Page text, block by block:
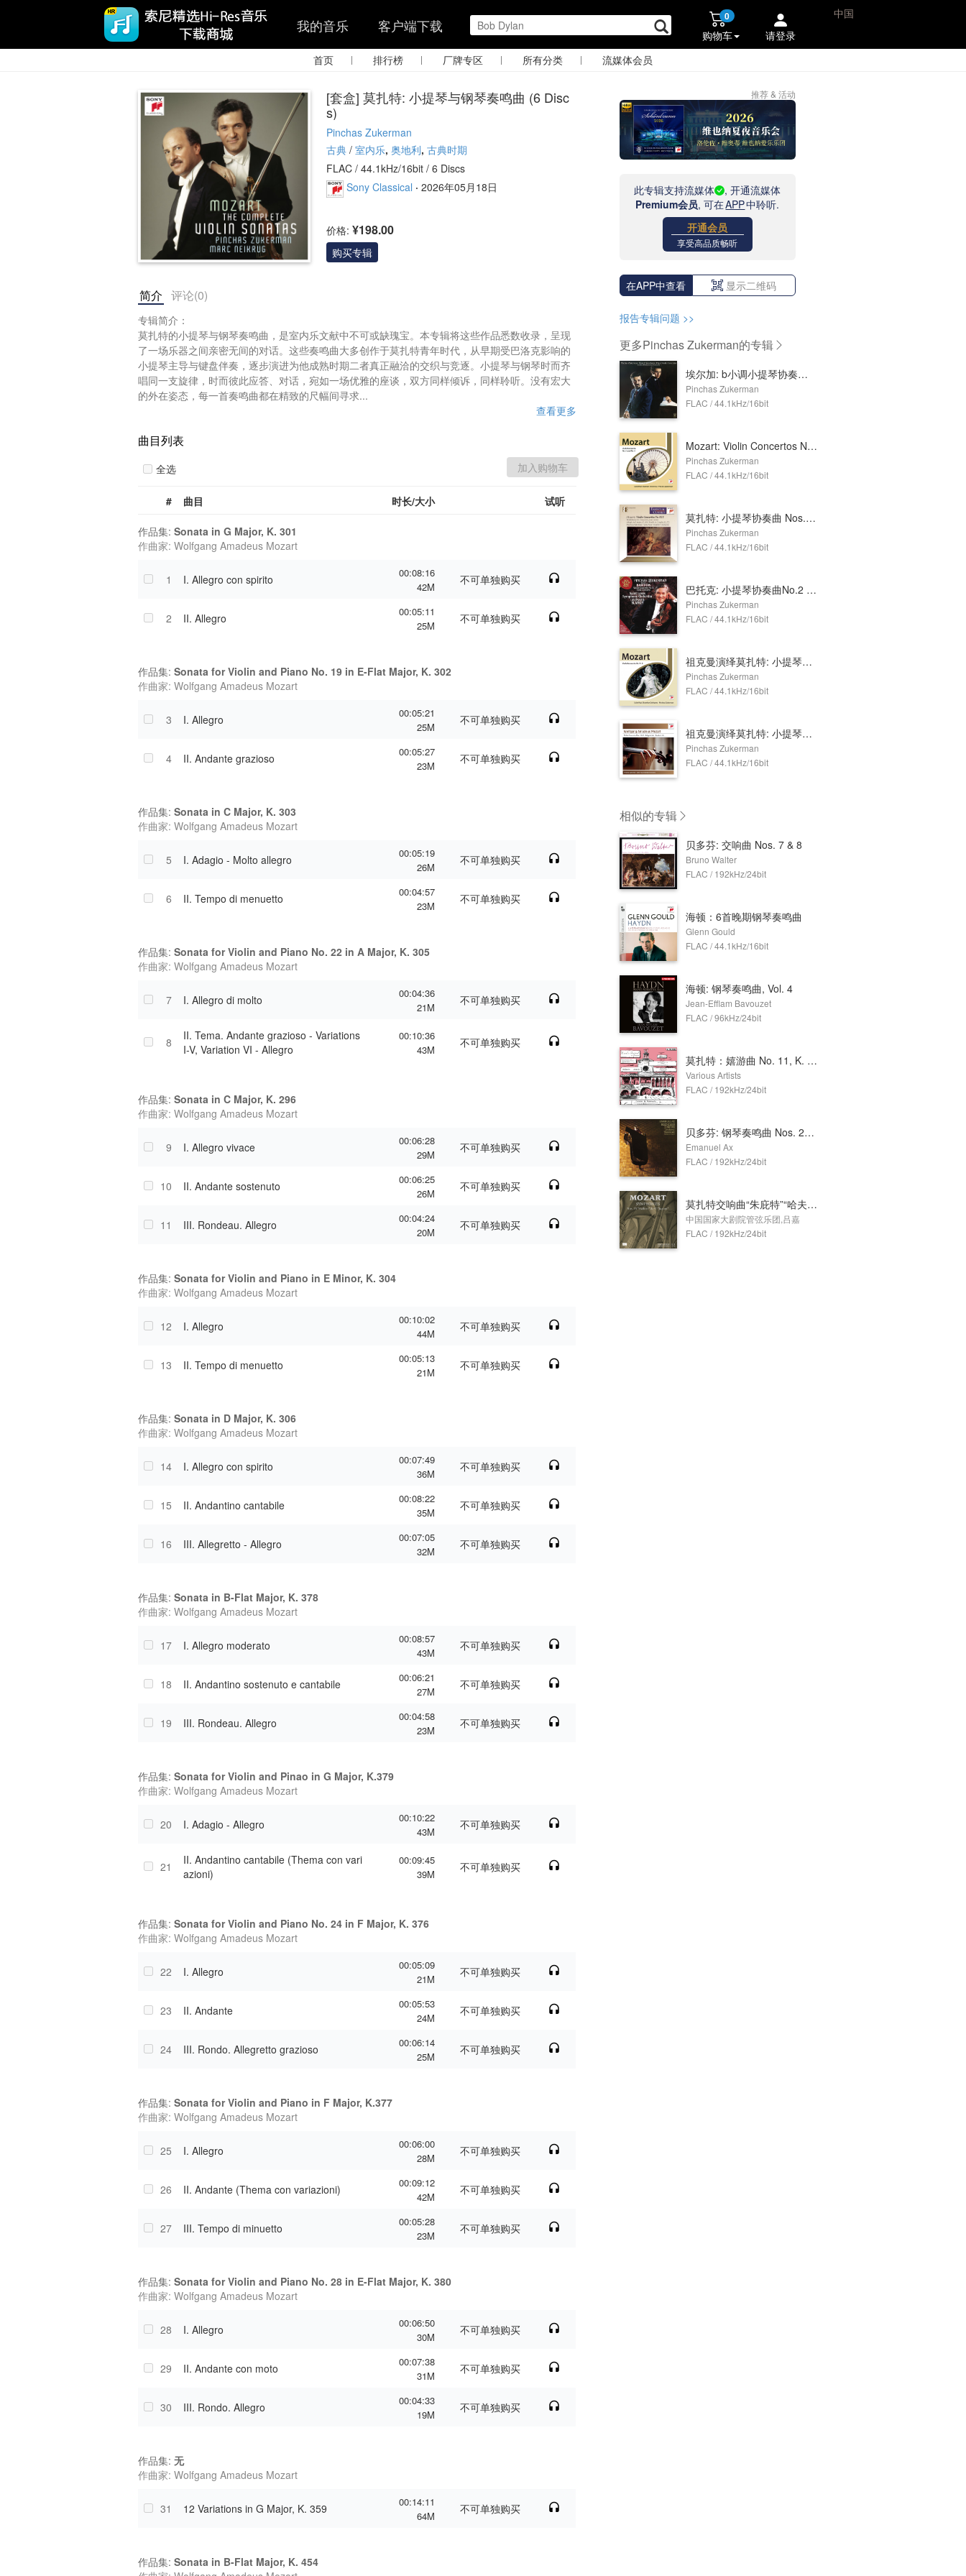
我的音乐 客户端下载 0
购物车 请登录
中国
首页 | 排行榜 | 厂牌专区 | 所有分类 | 流媒体会员
[套盒] 莫扎特: 小提琴与钢琴奏鸣曲 (6 Disc
s)
Pinchas Zukerman
古典 / 室内乐, 奥地利, 古典时期
FLAC / 44.1kHz/16bit / 6 Discs
Sony Classical · 2026年05月18日
价格: ¥198.00
购买专辑
简介 评论(0)
专辑简介：
莫扎特的小提琴与钢琴奏鸣曲，是室内乐文献中不可或缺瑰宝。本专辑将这些作品悉数收录，呈现
了一场乐器之间亲密无间的对话。这些奏鸣曲大多创作于莫扎特青年时代，从早期受巴洛克影响的
小提琴主导与键盘伴奏，逐步演进为他成熟时期二者真正融洽的交织与竞逐。小提琴与钢琴时而齐
唱同一支旋律，时而彼此应答、对话，宛如一场优雅的座谈，双方同样倾诉，同样聆听。没有宏大
的外在姿态，每一首奏鸣曲都在精致的尺幅间寻求...
查看更多
曲目列表
全选
# 曲目 时长/大小 试听
作品集: Sonata in G Major, K. 301
作曲家: Wolfgang Amadeus Mozart
1 I. Allegro con spirito
00:08:16
42M
不可单独购买
2 II. Allegro
00:05:11
25M
不可单独购买
作品集: Sonata for Violin and Piano No. 19 in E-Flat Major, K. 302
作曲家: Wolfgang Amadeus Mozart
3 I. Allegro
00:05:21
25M
不可单独购买
4 II. Andante grazioso
00:05:27
23M
不可单独购买
作品集: Sonata in C Major, K. 303
作曲家: Wolfgang Amadeus Mozart
5 I. Adagio - Molto allegro
00:05:19
26M
不可单独购买
6 II. Tempo di menuetto
00:04:57
23M
不可单独购买
作品集: Sonata for Violin and Piano No. 22 in A Major, K. 305
作曲家: Wolfgang Amadeus Mozart
7 I. Allegro di molto
00:04:36
21M
不可单独购买
8
II. Tema. Andante grazioso - Variations
I-V, Variation VI - Allegro
00:10:36
43M
不可单独购买
作品集: Sonata in C Major, K. 296
作曲家: Wolfgang Amadeus Mozart
9 I. Allegro vivace
00:06:28
29M
不可单独购买
10 II. Andante sostenuto
00:06:25
26M
不可单独购买
11 III. Rondeau. Allegro
00:04:24
20M
不可单独购买
作品集: Sonata for Violin and Piano in E Minor, K. 304
作曲家: Wolfgang Amadeus Mozart
12 I. Allegro
00:10:02
44M
不可单独购买
13 II. Tempo di menuetto
00:05:13
21M
不可单独购买
作品集: Sonata in D Major, K. 306
作曲家: Wolfgang Amadeus Mozart
14 I. Allegro con spirito
00:07:49
36M
不可单独购买
15 II. Andantino cantabile
00:08:22
35M
不可单独购买
16 III. Allegretto - Allegro
00:07:05
32M
不可单独购买
作品集: Sonata in B-Flat Major, K. 378
作曲家: Wolfgang Amadeus Mozart
17 I. Allegro moderato
00:08:57
43M
不可单独购买
18 II. Andantino sostenuto e cantabile
00:06:21
27M
不可单独购买
19 III. Rondeau. Allegro
00:04:58
23M
不可单独购买
作品集: Sonata for Violin and Pinao in G Major, K.379
作曲家: Wolfgang Amadeus Mozart
20 I. Adagio - Allegro
00:10:22
43M
不可单独购买
21
II. Andantino cantabile (Thema con vari
azioni)
00:09:45
39M
不可单独购买
作品集: Sonata for Violin and Piano No. 24 in F Major, K. 376
作曲家: Wolfgang Amadeus Mozart
22 I. Allegro
00:05:09
21M
不可单独购买
23 II. Andante
00:05:53
24M
不可单独购买
24 III. Rondo. Allegretto grazioso
00:06:14
25M
不可单独购买
作品集: Sonata for Violin and Piano in F Major, K.377
作曲家: Wolfgang Amadeus Mozart
25 I. Allegro
00:06:00
28M
不可单独购买
26 II. Andante (Thema con variazioni)
00:09:12
42M
不可单独购买
27 III. Tempo di minuetto
00:05:28
23M
不可单独购买
作品集: Sonata for Violin and Piano No. 28 in E-Flat Major, K. 380
作曲家: Wolfgang Amadeus Mozart
28 I. Allegro
00:06:50
30M
不可单独购买
29 II. Andante con moto
00:07:38
31M
不可单独购买
30 III. Rondo. Allegro
00:04:33
19M
不可单独购买
作品集: 无
作曲家: Wolfgang Amadeus Mozart
31 12 Variations in G Major, K. 359
00:14:11
64M
不可单独购买
作品集: Sonata in B-Flat Major, K. 454
推荐 & 活动
此专辑支持流媒体
, 开通流媒体
Premium会员, 可在APP中聆听.
开通会员
享受高品质畅听
在APP中查看 显示二维码
报告专辑问题 >>
更多Pinchas Zukerman的专辑
埃尔加: b小调小提琴协奏曲, Op. 61
Pinchas Zukerman
FLAC / 44.1kHz/16bit
Mozart: Violin Concertos Nos. 4 & 5
Pinchas Zukerman
FLAC / 44.1kHz/16bit
莫扎特: 小提琴协奏曲 Nos. 4 & 5, 柔板, K. 261 & 圆舞曲, K. 373
Pinchas Zukerman
FLAC / 44.1kHz/16bit
巴托克: 小提琴协奏曲No.2 & 中提琴协奏曲
Pinchas Zukerman
FLAC / 44.1kHz/16bit
祖克曼演绎莫扎特: 小提琴协奏曲 Nos. 1-3
Pinchas Zukerman
FLAC / 44.1kHz/16bit
祖克曼演绎莫扎特: 小提琴与乐队作品集
Pinchas Zukerman
FLAC / 44.1kHz/16bit
相似的专辑
贝多芬: 交响曲 Nos. 7 & 8
Bruno Walter
FLAC / 192kHz/24bit
海顿：6首晚期钢琴奏鸣曲
Glenn Gould
FLAC / 44.1kHz/16bit
海顿: 钢琴奏鸣曲, Vol. 4
Jean-Efflam Bavouzet
FLAC / 96kHz/24bit
莫扎特：嬉游曲 No. 11, K. 251 & F大调四重奏, K. 370
Various Artists
FLAC / 192kHz/24bit
贝多芬: 钢琴奏鸣曲 Nos. 23 & 26
Emanuel Ax
FLAC / 192kHz/24bit
莫扎特交响曲“朱庇特”“哈夫纳”
中国国家大剧院管弦乐团,吕嘉
FLAC / 192kHz/24bit